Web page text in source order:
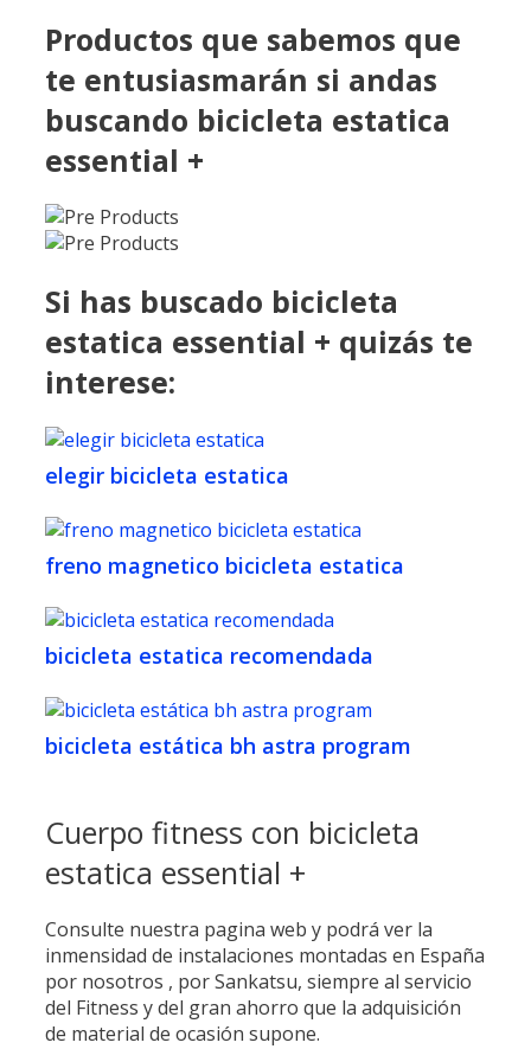
Productos que sabemos que
te entusiasmarán si andas
buscando bicicleta estatica
essential +
Si has buscado bicicleta
estatica essential + quizás te
interese:
elegir bicicleta estatica
freno magnetico bicicleta estatica
bicicleta estatica recomendada
bicicleta estática bh astra program
Cuerpo fitness con bicicleta
estatica essential +
Consulte nuestra pagina web y podrá ver la
inmensidad de instalaciones montadas en España
por nosotros , por Sankatsu, siempre al servicio
del Fitness y del gran ahorro que la adquisición
de material de ocasión supone.